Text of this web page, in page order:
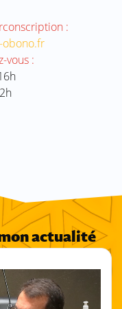
:
obono.fr
vous :
actualité